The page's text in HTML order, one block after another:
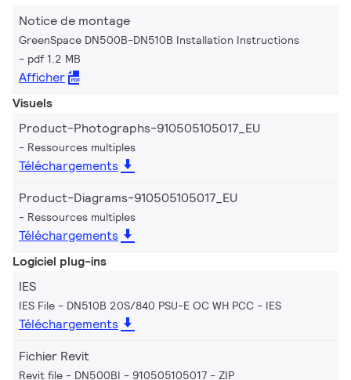
Notice de montage
GreenSpace DN500B-DN510B Installation Instructions
pdf 1.2 MB
Afficher
Visuels
Product-Photographs-910505105017_EU
Ressources multiples
Téléchargements
Product-Diagrams-910505105017_EU
Ressources multiples
Téléchargements
Logiciel plug-ins
IES
IES File - DN510B 20S/840 PSU-E OC WH PCC IES
Téléchargements
Fichier Revit
Revit file - DN500BI - 910505105017 ZIP